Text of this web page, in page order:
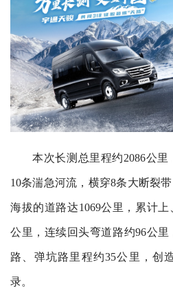
本次长测总里程约2086公
10条湍急河流，横穿8条大断裂
海拔的道路达1069公里，累计
公里，连续回头弯道路约96公
路、弹坑路里程约35公里，创
录。